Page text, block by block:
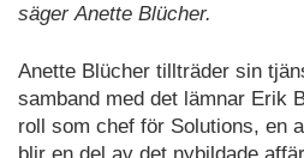
säger Anette Blücher.
Anette Blücher tillträder sin
samband med det lämnar Erik
roll som chef för Solutions, en